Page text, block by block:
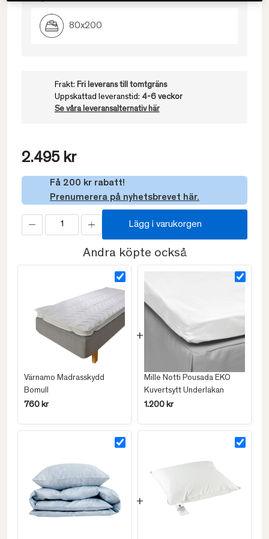
80x200
Frakt: Fri leverans till tomtgräns
Uppskattad leveranstid: 4-6 veckor
Se våra leveransalternativ här
2.495 kr
Få 200 kr rabatt!
Prenumerera på nyhetsbrevet här.
Lägg i varukorgen
Andra köpte också
Värnamo Madrasskydd
Bomull
760 kr
Mille Notti Pousada EKO
Kuvertsytt Underlakan
1.200 kr